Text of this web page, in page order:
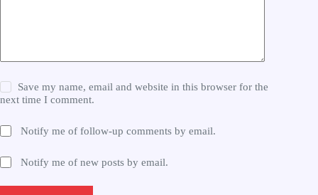
Save my name, email and website in this browser for the
next time I comment.
Notify me of follow-up comments by email.
Notify me of new posts by email.